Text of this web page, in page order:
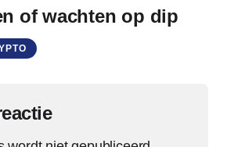
of wachten op dip